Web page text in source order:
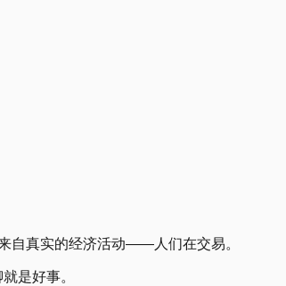
自真实的经济活动——人们在交易。
是好事。